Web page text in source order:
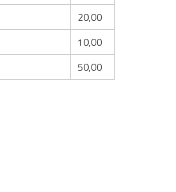
20,00
10,00
50,00